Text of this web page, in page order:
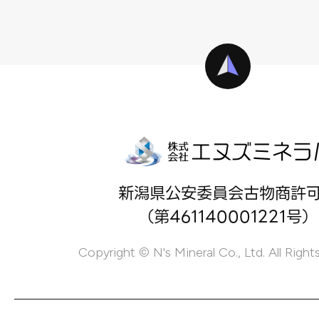
新潟県公安委員会古物商許
（第461140001221号）
Copyright © N's Mineral Co., Ltd. All